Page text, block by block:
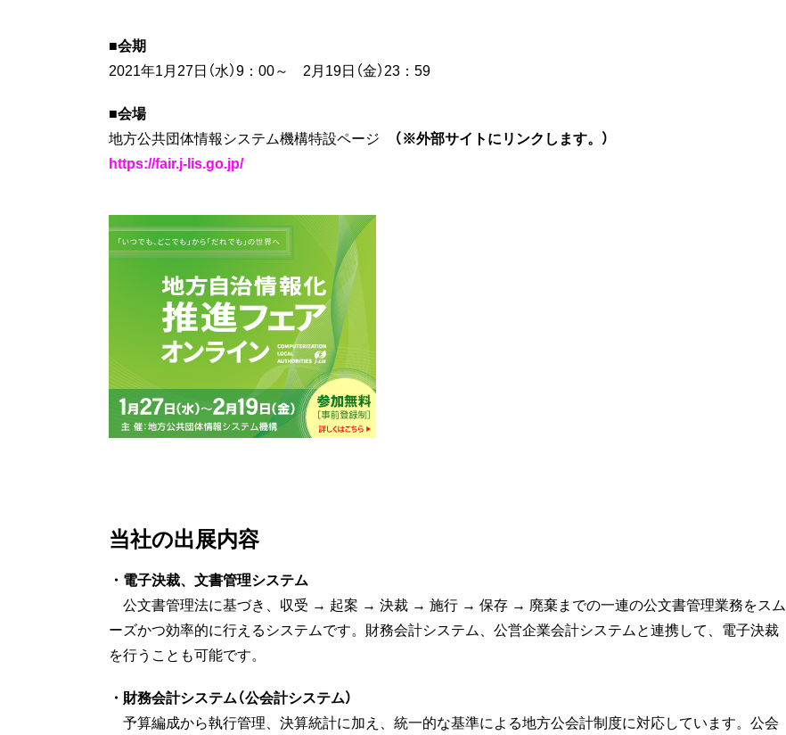
■会期
2021年1月27日（水）9：00～ 2月19日（金）23：59
■会場
地方公共団体情報システム機構特設ページ
（※外部サイトにリンクします。）
https://fair.j-lis.go.jp/
当社の出展内容
・電子決裁、文書管理システム
公文書管理法に基づき、収受 → 起案 → 決裁 → 施行 → 保存 → 廃棄までの一連の公文書管理業務をスム
ーズかつ効率的に行えるシステムです。財務会計システム、公営企業会計システムと連携して、電子決裁
を行うことも可能です。
・財務会計システム（公会計システム）
予算編成から執行管理、決算統計に加え、統一的な基準による地方公会計制度に対応しています。公会